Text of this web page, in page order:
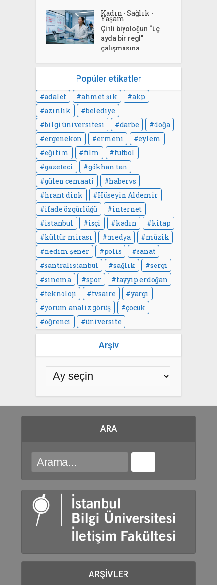
Kadın • Sağlık •
Yaşam
Çinli biyoloğun “üç
ayda bir regl”
çalışmasına...
Popüler etiketler
adalet ahmet şık
akp
azınlık
belediye
bilgi üniversitesi
darbe
doğa
ergenekon
ermeni
eylem
eğitim
film
futbol
gazeteci
gökhan tan
gülen cemaati
habervs
hrant dink
Hüseyin Aldemir
ifade özgürlüğü
internet
istanbul
işçi kadın
kitap
kültür mirası
medya
müzik
nedim şener
polis
sanat
santralistanbul
sağlık
sergi
sinema
spor
tayyip erdoğan
teknoloji
tvsaire
yargı
yorum analiz görüş
çocuk
öğrenci
üniversite
Arşiv
ARA
ARŞIVLER